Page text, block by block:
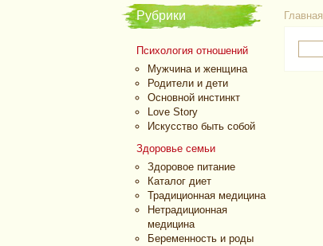
Рубрики
Психология отношений
Мужчина и женщина
Родители и дети
Основной инстинкт
Love Story
Искусство быть собой
Здоровье семьи
Здоровое питание
Каталог диет
Традиционная медицина
Нетрадиционная
медицина
Беременность и роды
Главная